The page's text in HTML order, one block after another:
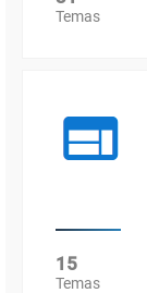
Temas
15
Temas